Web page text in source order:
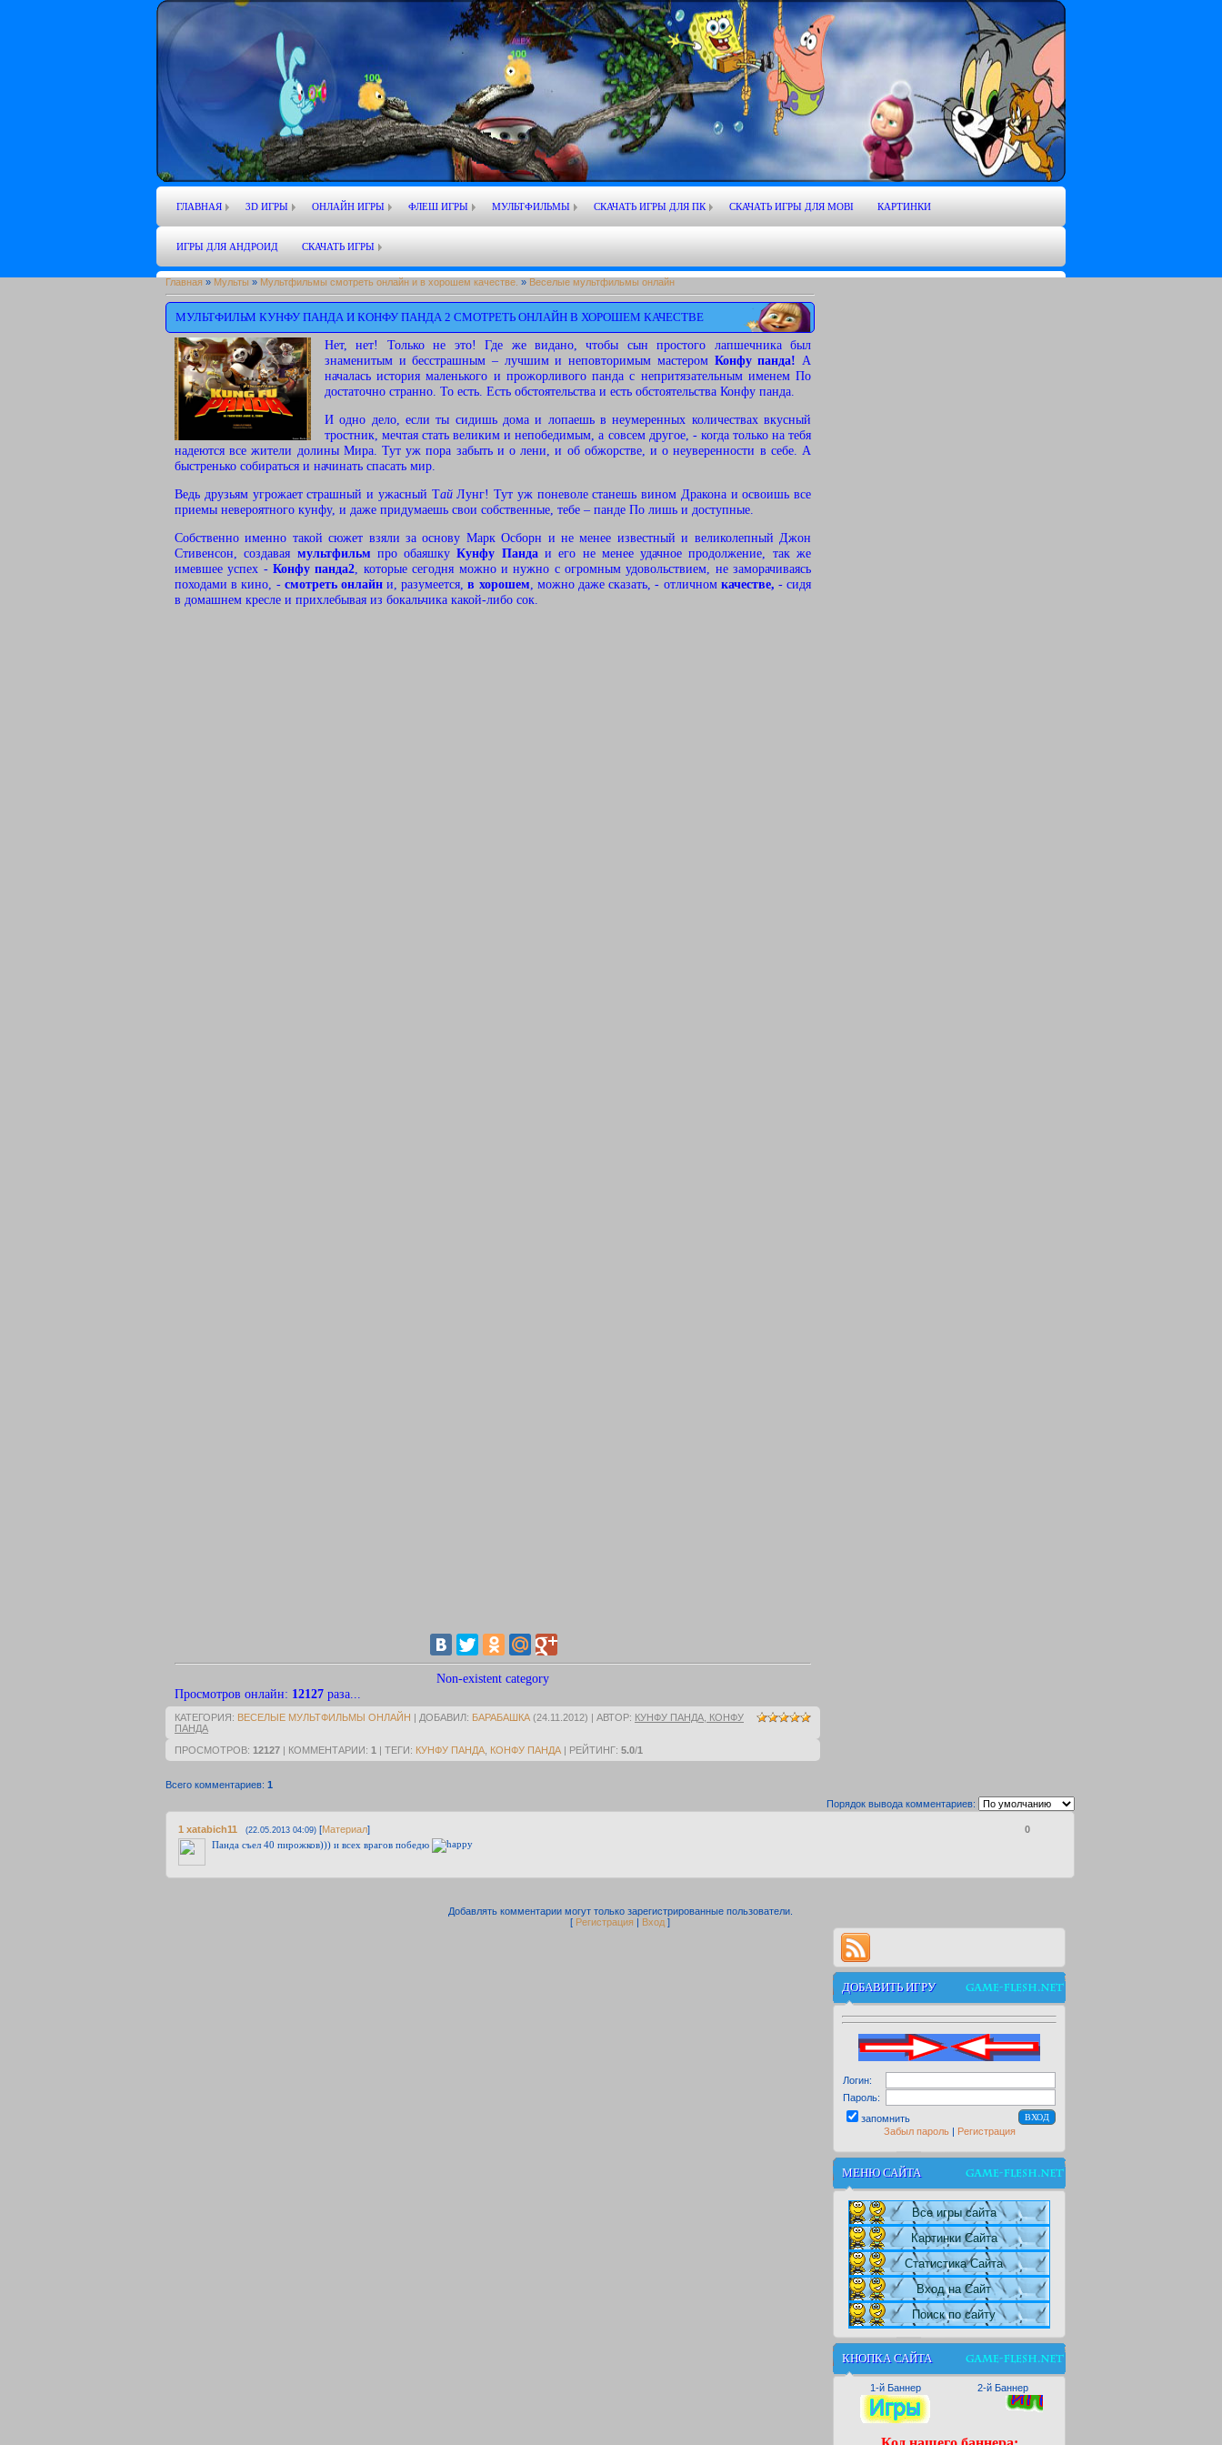
ГЛАВНАЯ 3D ИГРЫ ОНЛАЙН ИГРЫ ФЛЕШ ИГРЫ МУЛЬТФИЛЬМЫ СКАЧАТЬ ИГРЫ ДЛЯ ПК СКАЧАТЬ ИГРЫ ДЛЯ MOBI КАРТИНКИ
ИГРЫ ДЛЯ АНДРОИД СКАЧАТЬ ИГРЫ
Главная » Мульты » Мультфильмы смотреть онлайн и в хорошем качестве. » Веселые мультфильмы онлайн
МУЛЬТФИЛЬМ КУНФУ ПАНДА И КОНФУ ПАНДА 2 СМОТРЕТЬ ОНЛАЙН В ХОРОШЕМ КАЧЕСТВЕ
Нет, нет! Только не это! Где же видано, чтобы сын простого лапшечника был
знаменитым и бесстрашным – лучшим и неповторимым мастером Конфу панда! А
началась история маленького и прожорливого панда с непритязательным именем По
достаточно странно. То есть. Есть обстоятельства и есть обстоятельства Конфу панда.
И одно дело, если ты сидишь дома и лопаешь в неумеренных количествах вкусный
тростник, мечтая стать великим и непобедимым, а совсем другое, - когда только на тебя
надеются все жители долины Мира. Тут уж пора забыть и о лени, и об обжорстве, и о неуверенности в себе. А
быстренько собираться и начинать спасать мир.
Ведь друзьям угрожает страшный и ужасный ТайЛунг! Тут уж поневоле станешь вином Дракона и освоишь все
приемы невероятного кунфу, и даже придумаешь свои собственные, тебе – панде По лишь и доступные.
Собственно именно такой сюжет взяли за основу Марк Осборн и не менее известный и великолепный Джон
Стивенсон, создавая мультфильм про обаяшку Кунфу Пандаи его не менее удачное продолжение, так же
имевшее успех -Конфу панда2, которые сегодня можно и нужно с огромным удовольствием, не заморачиваясь
походами в кино, - смотреть онлайни, разумеется,в хорошем, можно даже сказать, - отличном качестве, - сидя
в домашнем кресле и прихлебывая из бокальчика какой-либо сок.
Non-existent category
Просмотров онлайн: 12127 раза...
КАТЕГОРИЯ: ВЕСЕЛЫЕ МУЛЬТФИЛЬМЫ ОНЛАЙН | ДОБАВИЛ: БАРАБАШКА (24.11.2012) | АВТОР: КУНФУ ПАНДА, КОНФУ
ПАНДА
ПРОСМОТРОВ: 12127 | КОММЕНТАРИИ: 1 | ТЕГИ: КУНФУ ПАНДА КОНФУ ПАНДА | РЕЙТИНГ: 5.0/1
Всего комментариев: 1
Порядок вывода комментариев:
0
1 xatabich11 (22.05.2013 04:09) [Материал]
Панда съел 40 пирожков))) и всех врагов победю
Добавлять комментарии могут только зарегистрированные пользователи.
[ Регистрация | Вход ]
ДОБАВИТЬ ИГРУ
Логин:
Пароль:
запомнить
Забыл пароль| Регистрация
МЕНЮ САЙТА
Все игры сайта
Картинки Сайта
Статистика Сайта
Вход на Сайт
Поиск по сайту
КНОПКА САЙТА
1-й Баннер 2-й Баннер